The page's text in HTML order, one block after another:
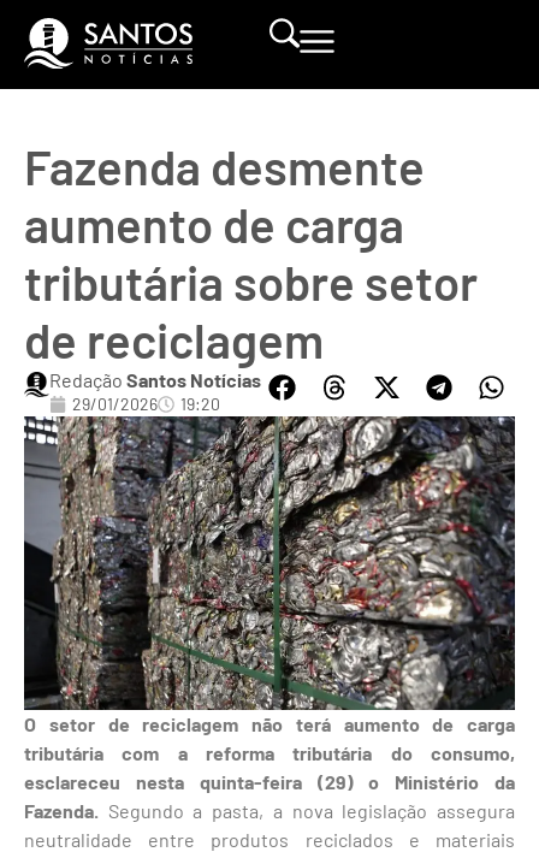
Fazenda desmente
aumento de carga
tributária sobre setor
de reciclagem
Redação Santos Notícias
29/01/2026 19:20
O setor de reciclagem não terá aumento de carga
tributária com a reforma tributária do consumo,
esclareceu nesta quinta-feira (29) o Ministério da
Fazenda. Segundo a pasta, a nova legislação assegura
neutralidade entre produtos reciclados e materiais